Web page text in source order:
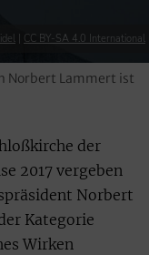
CC BY-SA 4.0 International
Norbert Lammert ist
der
2017 vergeben
Norbert
Kategorie
Wirken